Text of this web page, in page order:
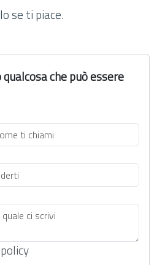
se ti piace.
che può essere